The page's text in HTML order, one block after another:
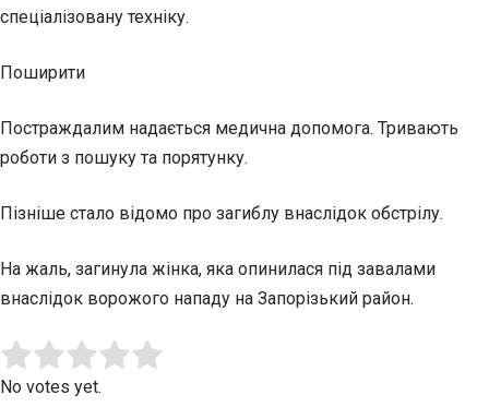
спеціалізовану техніку.
Поширити
Постраждалим надається медична допомога. Тривають
роботи з пошуку та порятунку.
Пізніше стало відомо про загиблу внаслідок обстрілу.
На жаль, загинула жінка, яка опинилася під завалами
внаслідок ворожого нападу на Запорізький район.
Rate this item:
No votes yet.